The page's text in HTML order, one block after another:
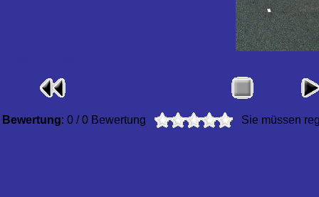
Bewertung: 0 / 0 Bewertung Sie müssen